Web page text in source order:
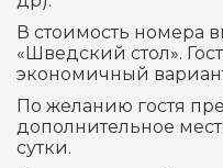
В стоимость номера
«Шведский стол».
экономичный
По желанию гостя
дополнительное
сутки.